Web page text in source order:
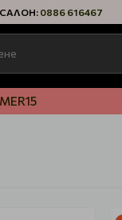
САЛОН: 0886 616467